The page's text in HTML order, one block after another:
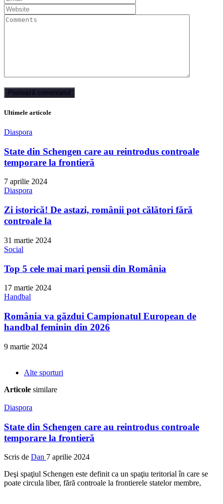
Ultimele articole
Diaspora
State din Schengen care au reintrodus controale
temporare la frontieră
7 aprilie 2024
Diaspora
Zi istorică! De astazi, românii pot călători fără
controale la
31 martie 2024
Social
Top 5 cele mai mari pensii din România
17 martie 2024
Handbal
România va găzdui Campionatul European de
handbal feminin din 2026
9 martie 2024
Alte sporturi
Articole similare
Diaspora
State din Schengen care au reintrodus controale
temporare la frontieră
Scris de Dan 7 aprilie 2024
Deşi spaţiul Schengen este definit ca un spaţiu teritorial în care se
poate circula liber, fără controale la frontierele statelor membre,